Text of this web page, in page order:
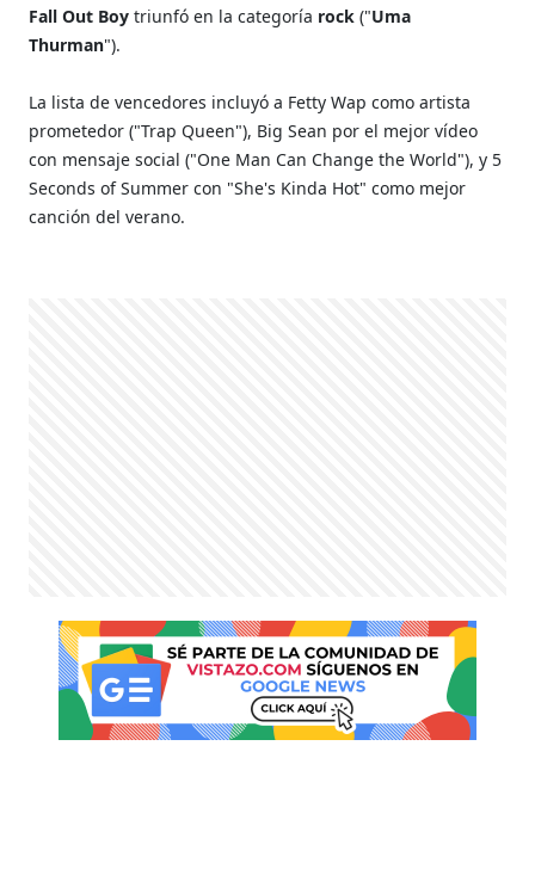
Fall Out Boytriunfó en la categoría rock ("Uma
Thurman").
La lista de vencedores incluyó a Fetty Wap como artista
prometedor ("Trap Queen"), Big Sean por el mejor vídeo
con mensaje social ("One Man Can Change the World"), y 5
Seconds of Summer con "She's Kinda Hot" como mejor
canción del verano.